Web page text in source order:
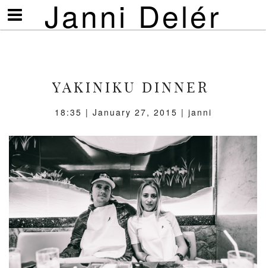
Janni Delér
Visa/göm
meny
YAKINIKU DINNER
18:35 | January 27, 2015 | janni